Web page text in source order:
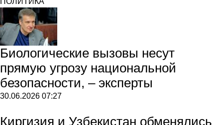
Биологические вызовы несут
прямую угрозу национальной
безопасности, – эксперты
30.06.2026 07:27
Киргизия и Узбекистан обменялись